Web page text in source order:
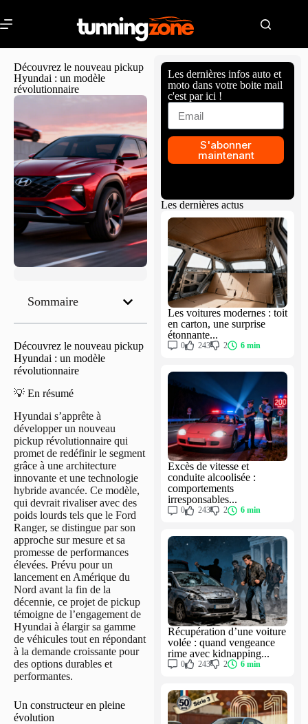
Découvrez le nouveau pickup
Hyundai : un modèle
révolutionnaire
Sommaire
Découvrez le nouveau pickup
Hyundai : un modèle
révolutionnaire
💡 En résumé
Hyundai s’apprête à
développer un nouveau
pickup révolutionnaire qui
promet de redéfinir le segment
grâce à une architecture
innovante et une technologie
hybride avancée. Ce modèle,
qui devrait rivaliser avec des
poids lourds tels que le Ford
Ranger, se distingue par son
approche sur mesure et sa
promesse de performances
élevées. Prévu pour un
lancement en Amérique du
Nord avant la fin de la
décennie, ce projet de pickup
témoigne de l’engagement de
Hyundai à élargir sa gamme
de véhicules tout en répondant
à la demande croissante pour
des options durables et
performantes.
Un constructeur en pleine
évolution
Les dernières infos auto et
moto dans votre boite mail
c'est par ici !
S'abonner
maintenant
Les dernières actus
Les voitures modernes : toit
en carton, une surprise
étonnante...
0 243 2 6 min
Excès de vitesse et
conduite alcoolisée :
comportements
irresponsables...
0 243 2 6 min
Récupération d’une voiture
volée : quand vengeance
rime avec kidnapping...
0 243 2 6 min